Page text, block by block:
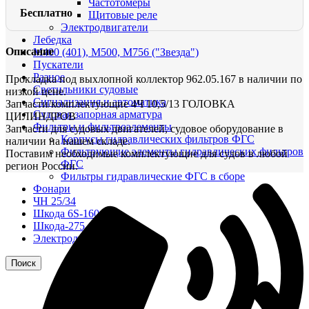
Частотомеры
Щитовые реле
Электродвигатели
Лебедка
М400 (401), М500, М756 ("Звезда")
Пускатели
Разное
Светильники судовые
Сигнализация и автоматика
Судовая запорная арматура
Фильтры и фильтроэлементы
Корпусы гидравлических фильтров ФГС
Фильтрующие элементы гидравлических фильтров
ФГС
Фильтры гидравлические ФГС в сборе
Фонари
ЧН 25/34
Шкода 6S-160
Шкода-275
Электродвигатели
Поиск
Бесплатно
Описание
Прокладка под выхлопной коллектор 962.05.167 в наличии по
низкой цене.
Запчасти/комплектующие 4Ч 10,5/13 ГОЛОВКА
ЦИЛИНДРОВ
Запчасти для судовых двигателей, судовое оборудование в
наличии на нашем складе.
Поставим необходимые комплектующие для судов в любой
регион России.